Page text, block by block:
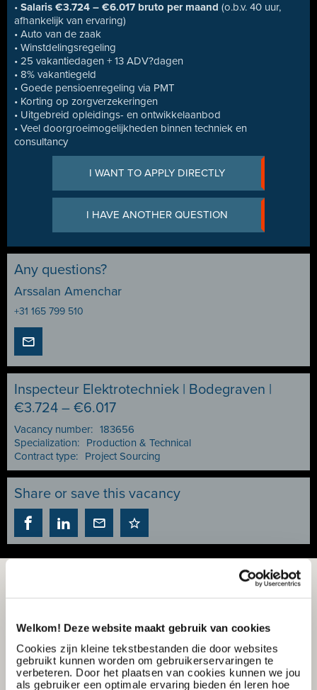
Welkom! Deze website maakt gebruik van cookies
Cookies zijn kleine tekstbestanden die door websites
gebruikt kunnen worden om gebruikerservaringen te
verbeteren. Door het plaatsen van cookies kunnen we jou
als gebruiker een optimale ervaring bieden én leren hoe
• Salaris €3.724 – €6.017 bruto per maand (o.b.v. 40 uur,
afhankelijk van ervaring)
• Auto van de zaak
• Winstdelingsregeling
• 25 vakantiedagen + 13 ADV?dagen
• 8% vakantiegeld
• Goede pensioenregeling via PMT
• Korting op zorgverzekeringen
• Uitgebreid opleidings- en ontwikkelaanbod
• Veel doorgroeimogelijkheden binnen techniek en
consultancy
I WANT TO APPLY DIRECTLY
I HAVE ANOTHER QUESTION
Any questions?
Arssalan Amenchar
+31 165 799 510
Inspecteur Elektrotechniek | Bodegraven |
€3.724 – €6.017
Vacancy number: 183656
Specialization:
Production & Technical
Contract type:
Project Sourcing
Share or save this vacancy